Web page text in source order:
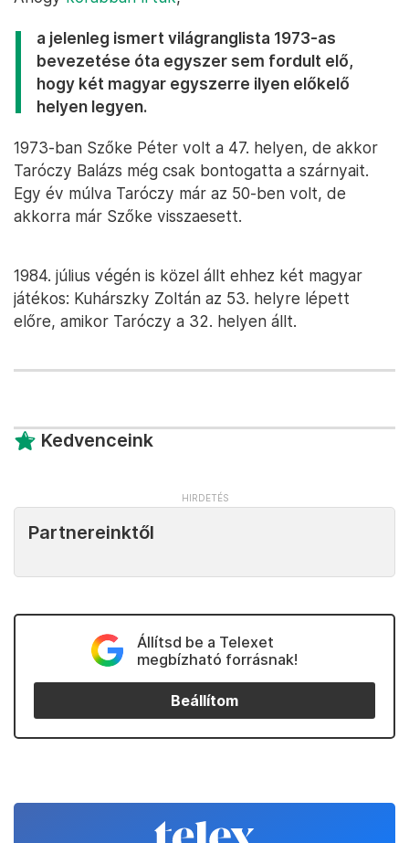
a jelenleg ismert világranglista 1973-as
bevezetése óta egyszer sem fordult elő,
hogy két magyar egyszerre ilyen előkelő
helyen legyen.
1973-ban Szőke Péter volt a 47. helyen, de akkor
Taróczy Balázs még csak bontogatta a szárnyait.
Egy év múlva Taróczy már az 50-ben volt, de
akkorra már Szőke visszaesett.
1984. július végén is közel állt ehhez két magyar
játékos: Kuhárszky Zoltán az 53. helyre lépett
előre, amikor Taróczy a 32. helyen állt.
Kedvenceink
Partnereinktől
Állítsd be a Telexet
megbízható forrásnak!
Beállítom